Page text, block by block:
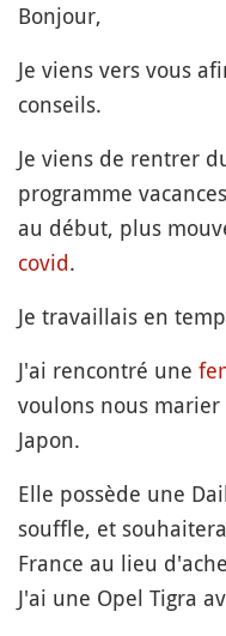
Bonjour,
Je viens vers vous
conseils.
Je viens de rentrer
programme
au début, plus
covid.
Je travaillais en
J'ai rencontré une
voulons nous
Japon.
Elle possède une
souffle, et
France au lieu
J'ai une Opel Tigra